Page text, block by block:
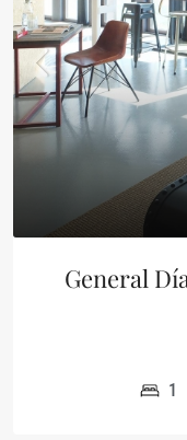
General
1